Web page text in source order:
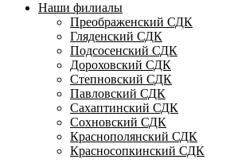
Наши филиалы
Преображенский СДК
Гляденский СДК
Подсосенский СДК
Дороховский СДК
Степновский СДК
Павловский СДК
Сахаптинский СДК
Сохновский СДК
Краснополянский СДК
Красносопкинский СДК